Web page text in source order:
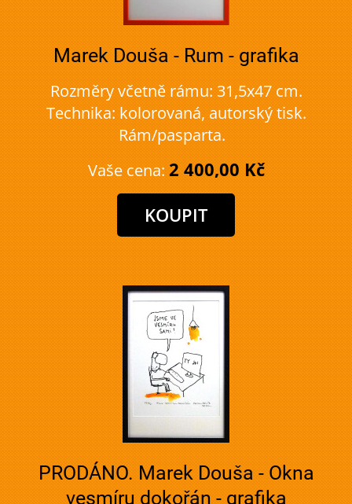
Marek Douša - Rum - grafika
Rozměry včetně rámu: 31,5x47 cm.
Technika: kolorovaná, autorský tisk.
Rám/pasparta.
Vaše cena: 2 400,00 Kč
PRODÁNO. Marek Douša - Okna
vesmíru dokořán - grafika